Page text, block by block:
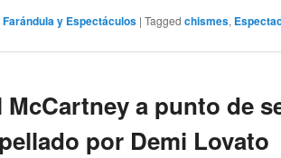
Farándula y Espectáculos |Tagged chismes,
McCartney a punto de
por Demi Lovato